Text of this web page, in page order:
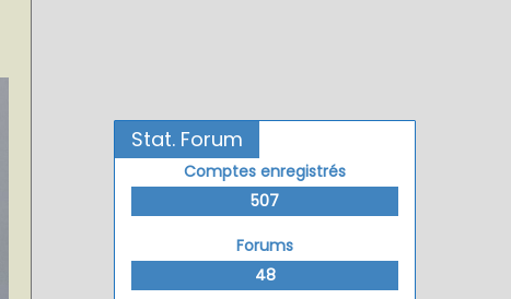
Stat. Forum
Comptes enregistrés
507
Forums
48